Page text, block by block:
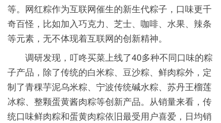
等。网红粽作为互联网催生的新生代粽子，口味更千
奇百怪，比如加入巧克力、芝士、咖啡、水果、辣条
等元素，无不体现着互联网的创新精神。
调研发现，叮咚买菜上线了40多种不同口味的粽
子产品，除了传统的白米粽、豆沙粽、鲜肉粽外，定
制了青稞芋泥乌米粽、宁波传统碱水粽、苏丹王榴莲
冰粽、整颗蛋黄酱肉粽等创新产品。从销量来看，传
统口味鲜肉粽和蛋黄肉粽依旧最受用户喜爱，日均销